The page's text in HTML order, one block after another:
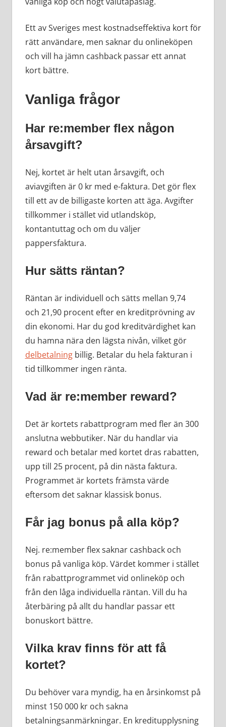
Ett av Sveriges mest kostnadseffektiva kort för
rätt användare, men saknar du onlineköpen
och vill ha jämn cashback passar ett annat
kort bättre.
Vanliga frågor
Har re:member flex någon
årsavgift?
Nej, kortet är helt utan årsavgift, och
aviavgiften är 0 kr med e-faktura. Det gör flex
till ett av de billigaste korten att äga. Avgifter
tillkommer i stället vid utlandsköp,
kontantuttag och om du väljer
pappersfaktura.
Hur sätts räntan?
Räntan är individuell och sätts mellan 9,74
och 21,90 procent efter en kreditprövning av
din ekonomi. Har du god kreditvärdighet kan
du hamna nära den lägsta nivån, vilket gör
delbetalningbillig. Betalar du hela fakturan i
tid tillkommer ingen ränta.
Vad är re:member reward?
Det är kortets rabattprogram med fler än 300
anslutna webbutiker. När du handlar via
reward och betalar med kortet dras rabatten,
upp till 25 procent, på din nästa faktura.
Programmet är kortets främsta värde
eftersom det saknar klassisk bonus.
Får jag bonus på alla köp?
Nej. re:member flex saknar cashback och
bonus på vanliga köp. Värdet kommer i stället
från rabattprogrammet vid onlineköp och
från den låga individuella räntan. Vill du ha
återbäring på allt du handlar passar ett
bonuskort bättre.
Vilka krav finns för att få
kortet?
Du behöver vara myndig, ha en årsinkomst på
minst 150 000 kr och sakna
betalningsanmärkningar. En kreditupplysning